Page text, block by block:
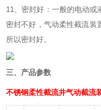
11、密封好：一般的电动或
密封不好，气动柔性截流装
所以密封好。
三、产品参数
不锈钢柔性截流井气动截流